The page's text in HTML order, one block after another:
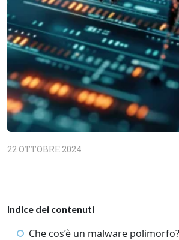
22 OTTOBRE 2024
Indice dei contenuti
Che cos’è un malware polimorfo?